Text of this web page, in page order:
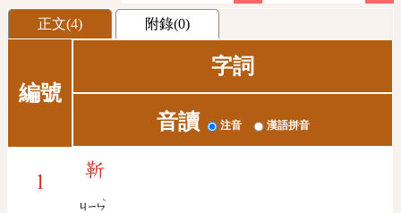
正文(4) 附錄(0)
編號
字詞
音讀 注音 漢語拼音
1
靳
ㄐㄧㄣ
ˋ